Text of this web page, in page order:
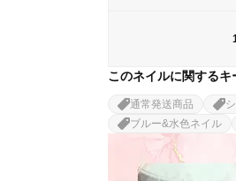
このネイルに関するキ
通常発送商品
ブルー&水色ネイル